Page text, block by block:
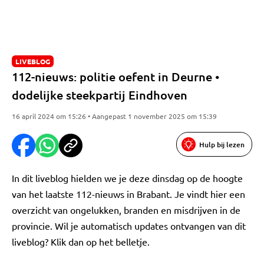
LIVEBLOG
112-nieuws: politie oefent in Deurne •
dodelijke steekpartij Eindhoven
16 april 2024 om 15:26 • Aangepast 1 november 2025 om 15:39
Hulp bij lezen
In dit liveblog hielden we je deze dinsdag op de hoogte
van het laatste 112-nieuws in Brabant. Je vindt hier een
overzicht van ongelukken, branden en misdrijven in de
provincie. Wil je automatisch updates ontvangen van dit
liveblog? Klik dan op het belletje.